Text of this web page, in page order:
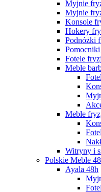
Myjnie
Myjnie
Konsole
Hokery
Podnóżki
Fotele
Meble
Meble
Witryny i
Polskie Meble
Ayala 48h